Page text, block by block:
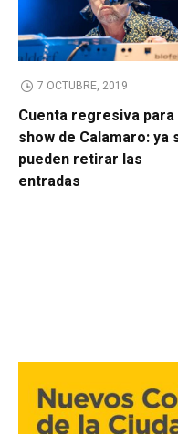
7 OCTUBRE, 2019
Cuenta regresiva
show de Calamaro: ya
pueden retirar las
entradas